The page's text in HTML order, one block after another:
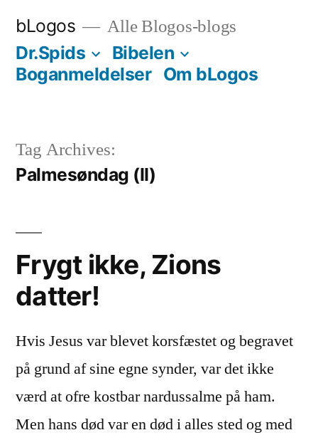
indhold
bLogos Alle Blogos-blogs
Dr.Spids
Bibelen
Boganmeldelser Om bLogos
Tag Archives:
Palmesøndag (II)
Frygt ikke, Zions
datter!
Hvis Jesus var blevet korsfæstet og begravet
på grund af sine egne synder, var det ikke
værd at ofre kostbar nardussalme på ham.
Men hans død var en død i alles sted og med